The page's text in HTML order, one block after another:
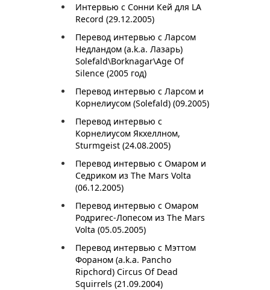
Интервью с Сонни Кей для LA
Record (29.12.2005)
Перевод интервью с Ларсом
Недландом (a.k.a. Лазарь)
Solefald\Borknagar\Age Of
Silence (2005 год)
Перевод интервью с Ларсом и
Корнелиусом (Solefald) (09.2005)
Перевод интервью с
Корнелиусом Якхеллном,
Sturmgeist (24.08.2005)
Перевод интервью с Омаром и
Седриком из The Mars Volta
(06.12.2005)
Перевод интервью с Омаром
Родригес-Лопесом из The Mars
Volta (05.05.2005)
Перевод интервью с Мэттом
Фораном (a.k.a. Pancho
Ripchord) Circus Of Dead
Squirrels (21.09.2004)